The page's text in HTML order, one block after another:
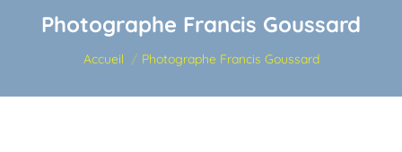
Photographe Francis Goussard
Vous êtes ici :
Accueil Photographe Francis Goussard